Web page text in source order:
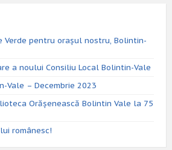
Verde pentru orașul nostru, Bolintin-
a noului Consiliu Local Bolintin-Vale
Vale – Decembrie 2023
Orăşenească Bolintin Vale la 75
românesc!